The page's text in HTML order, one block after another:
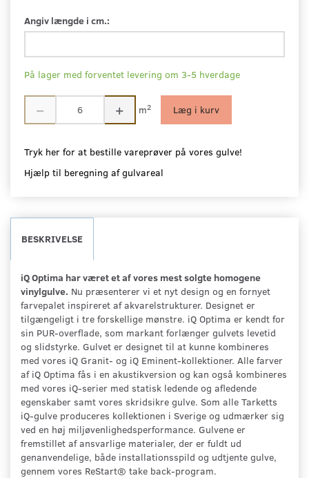
Angiv længde i cm.:
På lager med forventet levering om 3-5 hverdage
m2 Læg i kurv
Tryk her for at bestille vareprøver på vores gulve!
Hjælp til beregning af gulvareal
BESKRIVELSE
iQ Optima har været et af vores mest solgte homogene
vinylgulve. Nu præsenterer vi et nyt design og en fornyet
farvepalet inspireret af akvarelstrukturer. Designet er
tilgængeligt i tre forskellige mønstre. iQ Optima er kendt for
sin PUR-overflade, som markant forlænger gulvets levetid
og slidstyrke. Gulvet er designet til at kunne kombineres
med vores iQ Granit- og iQ Eminent-kollektioner. Alle farver
af iQ Optima fås i en akustikversion og kan også kombineres
med vores iQ-serier med statisk ledende og afledende
egenskaber samt vores skridsikre gulve. Som alle Tarketts
iQ-gulve produceres kollektionen i Sverige og udmærker sig
ved en høj miljøvenlighedsperformance. Gulvene er
fremstillet af ansvarlige materialer, der er fuldt ud
genanvendelige, både installationsspild og udtjente gulve,
gennem vores ReStart® take back-program.